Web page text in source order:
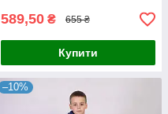
589,50 ₴ 655 ₴
Купити
–10%